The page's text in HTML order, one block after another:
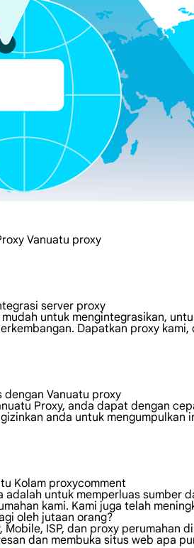
Vanuatu proxy
server proxy
untuk mengintegrasikan,
Dapatkan proxy
Vanuatu proxy
Proxy, anda dapat dengan
anda untuk
Kolam proxycomment
adalah untuk memperluas sumber
kami. Kami juga telah
oleh jutaan orang?
Mobile, ISP, dan proxy perumahan
dan membuka situs web apa